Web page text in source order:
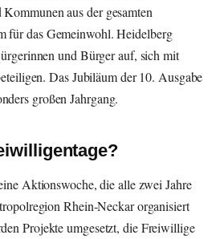
aus der gesamten
für das Gemeinwohl. Heidelberg
und Bürger auf, sich mit
Das Jubiläum der 10. Ausgabe
großen Jahrgang.
Aktionswoche, die alle zwei Jahre
Rhein-Neckar organisiert
Projekte umgesetzt, die Freiwillige